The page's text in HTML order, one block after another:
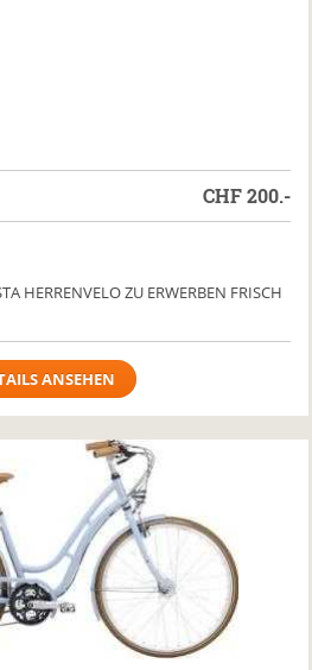
CHF200.-
HERRENVELO ZU ERWERBEN FRISCH
ANSEHEN